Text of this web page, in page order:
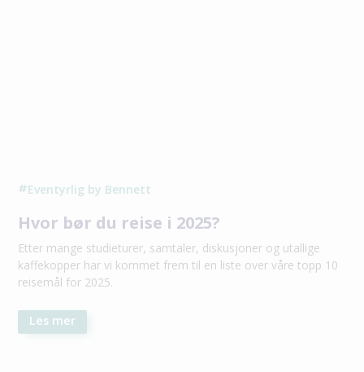
#Eventyrlig by Bennett
Hvor bør du reise i 2025?
Etter mange studieturer, samtaler, diskusjoner og utallige
kaffekopper har vi kommet frem til en liste over våre topp 10
reisemål for 2025.
Les mer